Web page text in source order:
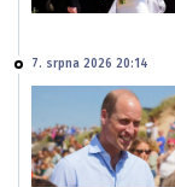
7. srpna 2026 20:14